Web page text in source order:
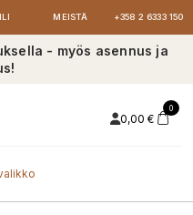
MEISTÄ +358 2 6333 150
- myös asennus ja
0,00 €
0